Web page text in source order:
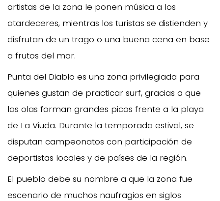
artistas de la zona le ponen música a los
atardeceres, mientras los turistas se distienden y
disfrutan de un trago o una buena cena en base
a frutos del mar.
Punta del Diablo es una zona privilegiada para
quienes gustan de practicar surf, gracias a que
las olas forman grandes picos frente a la playa
de La Viuda. Durante la temporada estival, se
disputan campeonatos con participación de
deportistas locales y de países de la región.
El pueblo debe su nombre a que la zona fue
escenario de muchos naufragios en siglos